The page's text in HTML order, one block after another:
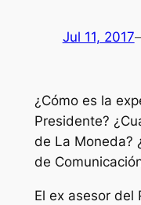
Jul 11, 2017
¿Cómo es la
Presidente?
de La Moneda?
de
El ex asesor del